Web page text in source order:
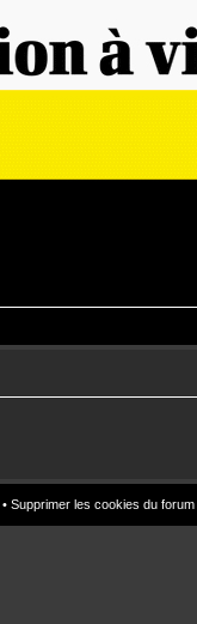
• Supprimer les cookies du forum